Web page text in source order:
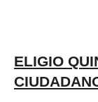
ELIGIO